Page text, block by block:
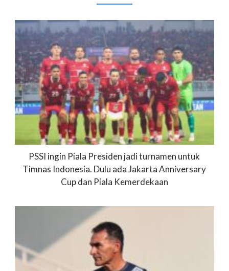
PSSI ingin Piala Presiden jadi turnamen untuk
Timnas Indonesia. Dulu ada Jakarta Anniversary
Cup dan Piala Kemerdekaan